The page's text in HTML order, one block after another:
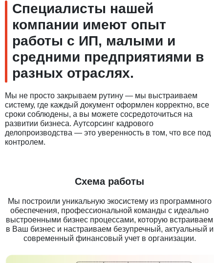
Специалисты нашей
компании имеют опыт
работы с ИП, малыми и
средними предприятиями в
разных отраслях.
Мы не просто закрываем рутину — мы выстраиваем
систему, где каждый документ оформлен корректно, все
сроки соблюдены, а вы можете сосредоточиться на
развитии бизнеса. Аутсорсинг кадрового
делопроизводства — это уверенность в том, что все под
контролем.
Схема работы
Мы построили уникальную экосистему из программного
обеспечения, профессиональной команды с идеально
выстроенными бизнес процессами, которую встраиваем
в Ваш бизнес и настраиваем безупречный, актуальный и
современный финансовый учет в организации.